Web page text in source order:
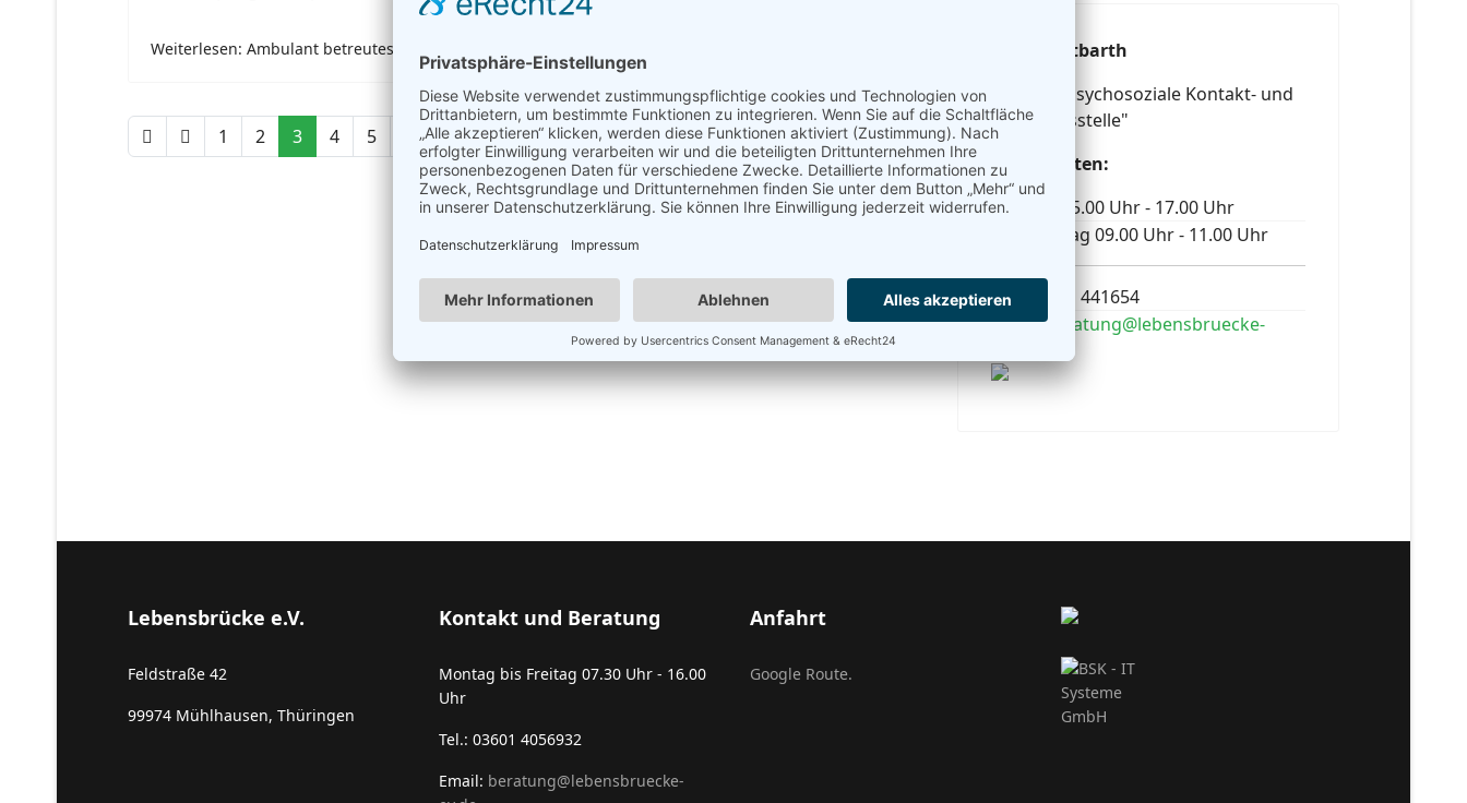
Weiterlesen: Ambulant betreutes Wohnen
Seite 3 von 6
1 2 3 4 5
Frau Breitbarth
Leiterin "Psychosoziale Kontakt- und
Beratungsstelle"
Sprechzeiten:
Montag 15.00 Uhr - 17.00 Uhr
Donnerstag 09.00 Uhr - 11.00 Uhr
Tel.: 03601 441654
Email:beratung@lebensbruecke-
Lebensbrücke e.V.
Feldstraße 42
99974 Mühlhausen, Thüringen
Kontakt und Beratung
Montag bis Freitag 07.30 Uhr - 16.00
Uhr
Tel.: 03601 4056932
Email: beratung@lebensbruecke-
Anfahrt
Google Route.